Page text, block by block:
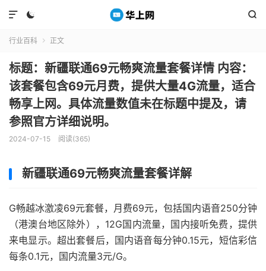
 

行业百科  正文
标题：新疆联通69元畅爽流量套餐详情 内容：
该套餐包含69元月费，提供大量4G流量，适合
畅享上网。具体流量数值未在标题中提及，请
参照官方详细说明。
2024-07-15 阅读(365)
新疆联通69元畅爽流量套餐详解
G畅越冰激凌69元套餐，月费69元，包括国内语音250分钟
（港澳台地区除外），12G国内流量，国内接听免费，提供
来电显示。超出套餐后，国内语音每分钟0.15元，短信彩信
每条0.1元，国内流量3元/G。